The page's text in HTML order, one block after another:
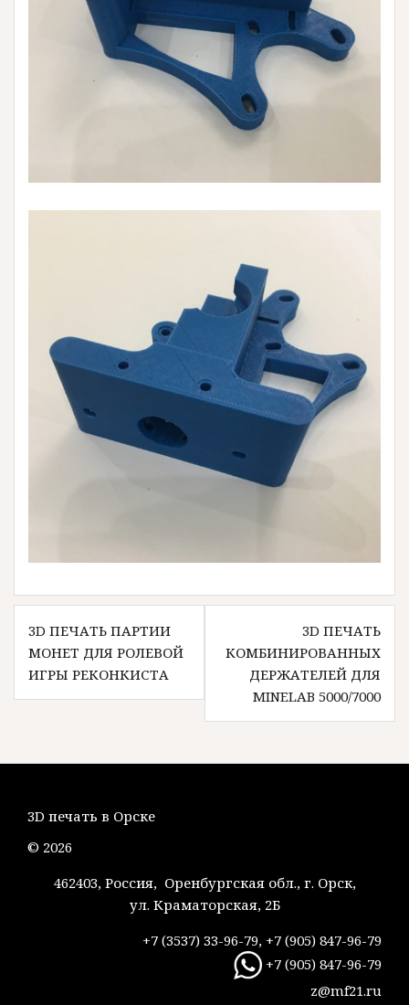
Навигация
по
записям
3D ПЕЧАТЬ ПАРТИИ
МОНЕТ ДЛЯ РОЛЕВОЙ
ИГРЫ РЕКОНКИСТА
3D ПЕЧАТЬ
КОМБИНИРОВАННЫХ
ДЕРЖАТЕЛЕЙ ДЛЯ
MINELAB 5000/7000
3D печать в Орске
© 2026
462403, Россия, Оренбургская обл., г. Орск,
ул. Краматорская, 2Б
+7 (3537) 33-96-79, +7 (905) 847-96-79
+7 (905) 847-96-79
z@mf21.ru